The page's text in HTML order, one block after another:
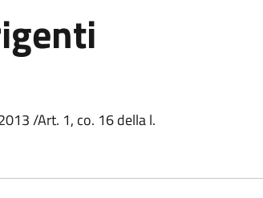
/Art. 1, co. 16 della l.